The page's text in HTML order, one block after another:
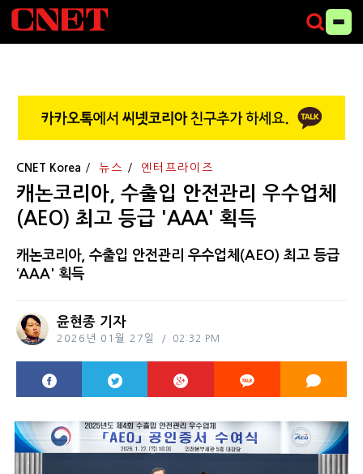
CNET Korea 뉴스 엔터프라이즈
캐논코리아, 수출입 안전관리 우수업체
(AEO) 최고 등급 'AAA' 획득
캐논코리아, 수출입 안전관리 우수업체(AEO) 최고 등급
‘AAA' 획득
윤현종 기자
2026년 01월 27일 02:32 PM